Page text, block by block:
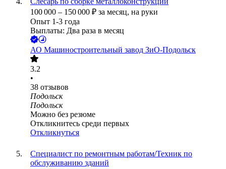
100 000 – 150 000 ₽ за месяц, на руки
Опыт 1-3 года
Выплаты: Два раза в месяц
АО Машиностроительный завод ЗиО-Подольск
3.2
•
38 отзывов
Подольск
Подольск
Можно без резюме
Откликнитесь среди первых
Откликнуться
Специалист по ремонтным работам/Техник по
обслуживанию зданий